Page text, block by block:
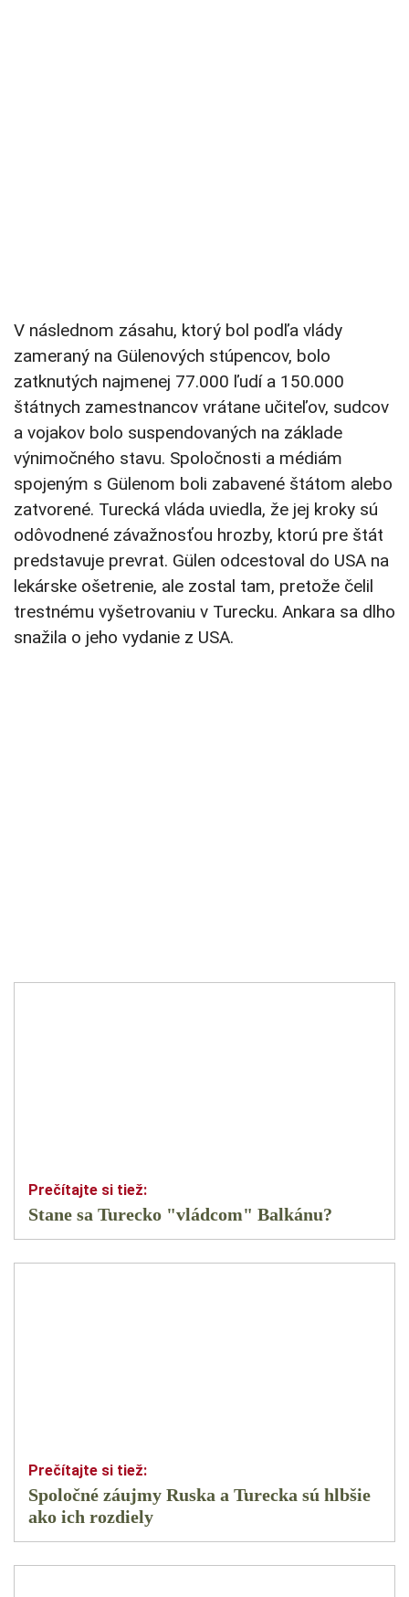
V následnom zásahu, ktorý bol podľa vlády
zameraný na Gülenových stúpencov, bolo
zatknutých najmenej 77.000 ľudí a 150.000
štátnych zamestnancov vrátane učiteľov, sudcov
a vojakov bolo suspendovaných na základe
výnimočného stavu. Spoločnosti a médiám
spojeným s Gülenom boli zabavené štátom alebo
zatvorené. Turecká vláda uviedla, že jej kroky sú
odôvodnené závažnosťou hrozby, ktorú pre štát
predstavuje prevrat. Gülen odcestoval do USA na
lekárske ošetrenie, ale zostal tam, pretože čelil
trestnému vyšetrovaniu v Turecku. Ankara sa dlho
snažila o jeho vydanie z USA.
Stane sa Turecko "vládcom" Balkánu?
Spoločné záujmy Ruska a Turecka sú hlbšie
ako ich rozdiely